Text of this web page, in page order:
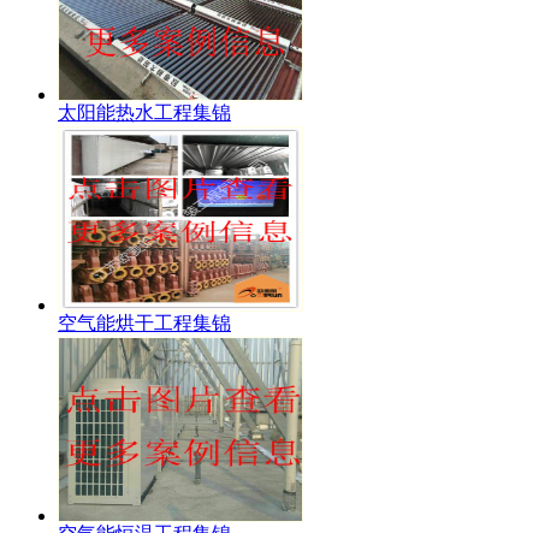
太阳能热水工程集锦
空气能烘干工程集锦